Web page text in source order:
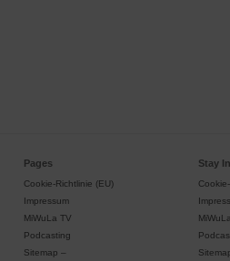
Pages
Cookie-Richtlinie (EU)
Impressum
MiWuLa TV
Podcasting
Sitemap –
Stay